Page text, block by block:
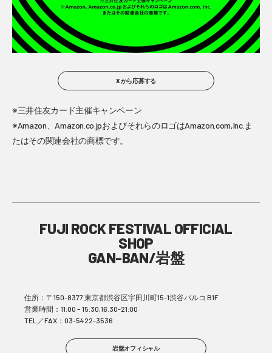
X から応募する
※三井住友カード主催キャンペーン
※Amazon、Amazon.co.jpおよびそれらのロゴはAmazon.com,Inc.ま
たはその関連会社の商標です。
FUJI ROCK FESTIVAL OFFICIAL
SHOP
GAN-BAN/岩盤
住所：〒150-8377 東京都渋谷区宇田川町15-1渋谷パルコ B1F
営業時間：11:00 – 15:30,16:30-21:00
TEL／FAX：03-5422-3536
岩盤オフィシャル